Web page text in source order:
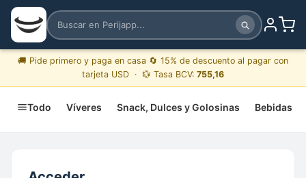
🚚 Pide primero y paga en casa 🔄 15% de descuento al pagar con
tarjeta USD · 💱 Tasa BCV: 755,16
Todo Víveres Snack, Dulces y Golosinas Bebidas